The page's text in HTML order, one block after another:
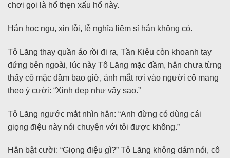
chơi gọi là hổ thẹn xấu hổ này.
Hắn học ngu, xin lỗi, lễ nghĩa liêm sỉ hắn không có.
Tô Lăng thay quần áo rồi đi ra, Tần Kiêu còn khoanh tay
đứng bên ngoài, lúc này Tô Lăng mặc đầm, hắn chưa từng
thấy cô mặc đầm bao giờ, ánh mắt rơi vào người cô mang
theo ý cười: “Xinh đẹp như vậy sao.”
Tô Lăng ngước mắt nhìn hắn: “Anh đừng có dùng cái
giọng điệu này nói chuyện với tôi được không.”
Hắn bật cười: “Giọng điệu gì?” Tô Lăng không dám nói, cô